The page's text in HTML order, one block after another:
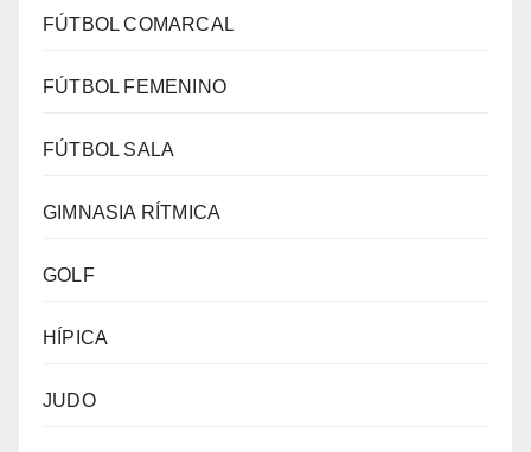
FÚTBOL COMARCAL
FÚTBOL FEMENINO
FÚTBOL SALA
GIMNASIA RÍTMICA
GOLF
HÍPICA
JUDO